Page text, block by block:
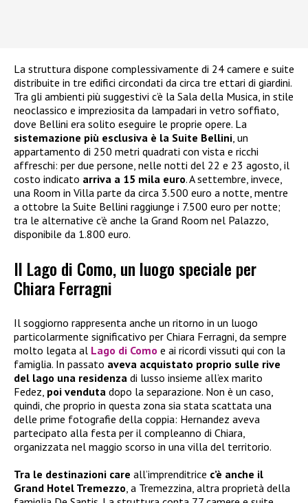
La struttura dispone complessivamente di 24 camere e suite
distribuite in tre edifici circondati da circa tre ettari di giardini.
Tra gli ambienti più suggestivi c’è la Sala della Musica, in stile
neoclassico e impreziosita da lampadari in vetro soffiato,
dove Bellini era solito eseguire le proprie opere. La
sistemazione più esclusiva è la Suite Bellini , un
appartamento di 250 metri quadrati con vista e ricchi
affreschi: per due persone, nelle notti del 22 e 23 agosto, il
costo indicato arriva a 15 mila euro. A settembre, invece,
una Room in Villa parte da circa 3.500 euro a notte, mentre
a ottobre la Suite Bellini raggiunge i 7.500 euro per notte;
tra le alternative c’è anche la Grand Room nel Palazzo,
disponibile da 1.800 euro.
Il Lago di Como, un luogo speciale per
Chiara Ferragni
Il soggiorno rappresenta anche un ritorno in un luogo
particolarmente significativo per Chiara Ferragni, da sempre
molto legata al Lago di Como e ai ricordi vissuti qui con la
famiglia. In passato aveva acquistato proprio sulle rive
del lago una residenza di lusso insieme all’ex marito
Fedez, poi venduta dopo la separazione. Non è un caso,
quindi, che proprio in questa zona sia stata scattata una
delle prime fotografie della coppia: Hernandez aveva
partecipato alla festa per il compleanno di Chiara,
organizzata nel maggio scorso in una villa del territorio.
Tra le destinazioni care all’imprenditrice c’è anche il
Grand Hotel Tremezzo , a Tremezzina, altra proprietà della